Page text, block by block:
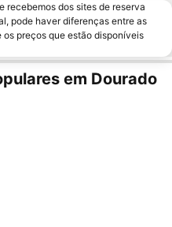
recebemos dos sites de reserva
pode haver diferenças entre as
preços que estão disponíveis
em Dourado